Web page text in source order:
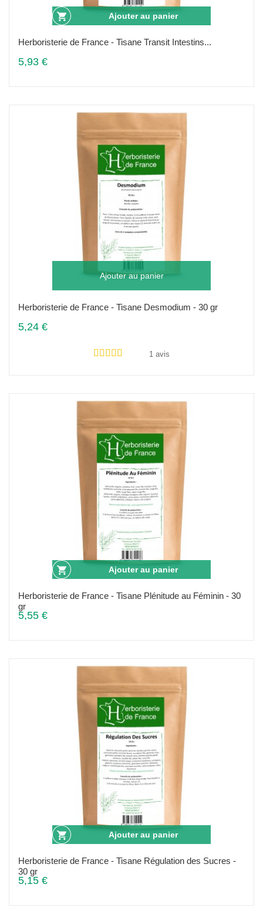
Ajouter au panier
Herboristerie de France - Tisane Transit Intestins...
5,93 €
Ajouter au panier
Herboristerie de France - Tisane Desmodium - 30 gr
5,24 €
1 avis
Ajouter au panier
Herboristerie de France - Tisane Plénitude au Féminin - 30
gr
5,55 €
Ajouter au panier
Herboristerie de France - Tisane Régulation des Sucres -
30 gr
5,15 €